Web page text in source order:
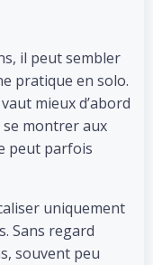
il peut sembler
pratique en solo.
mieux d’abord
montrer aux
peut parfois
uniquement
Sans regard
souvent peu